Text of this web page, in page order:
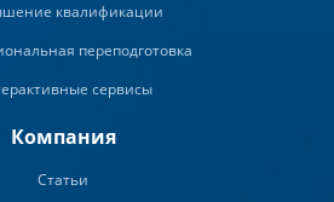
квалификации
переподготовка
сервисы
Компания
Статьи